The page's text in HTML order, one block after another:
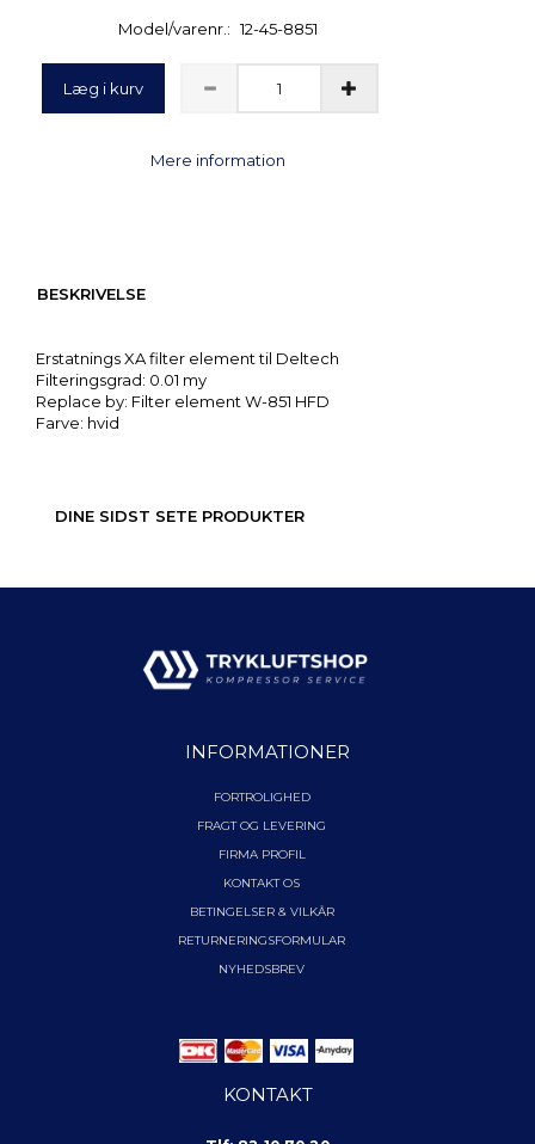
Model/varenr.: 12-45-8851
Læg i kurv
Mere information
BESKRIVELSE
Erstatnings XA filter element til Deltech
Filteringsgrad: 0.01 my
Replace by: Filter element W-851 HFD
Farve: hvid
DINE SIDST SETE PRODUKTER
INFORMATIONER
FORTROLIGHED
FRAGT OG LEVERING
FIRMA PROFIL
KONTAKT OS
BETINGELSER & VILKÅR
RETURNERINGSFORMULAR
NYHEDSBREV
KONTAKT